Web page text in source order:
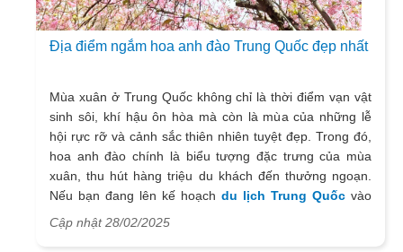
review dưới đây nhé!
Địa điểm ngắm hoa anh đào Trung Quốc đẹp nhất
Mùa xuân ở Trung Quốc không chỉ là thời điểm vạn vật
sinh sôi, khí hậu ôn hòa mà còn là mùa của những lễ
hội rực rỡ và cảnh sắc thiên nhiên tuyệt đẹp. Trong đó,
hoa anh đào chính là biểu tượng đặc trưng của mùa
xuân, thu hút hàng triệu du khách đến thưởng ngoạn.
Nếu bạn đang lên kế hoạch du lịch Trung Quốc vào
mùa xuân, đừng bỏ lỡ cơ hội chiêm ngưỡng những rừng
Cập nhật 28/02/2025